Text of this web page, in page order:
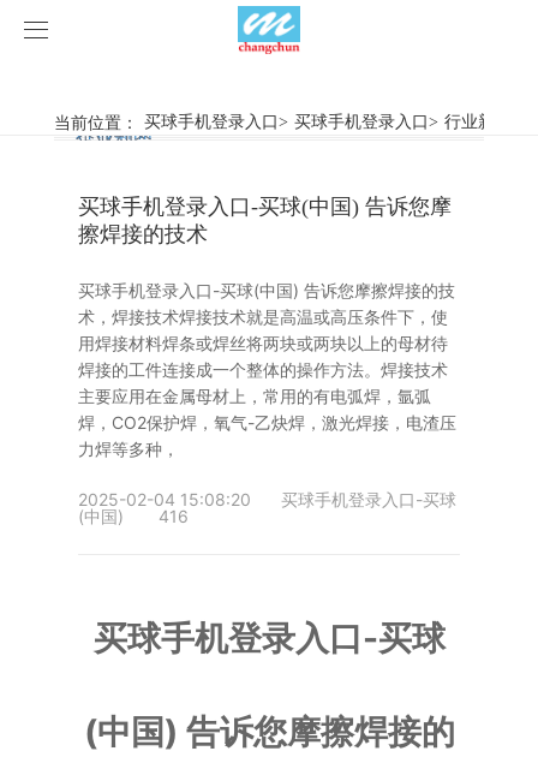
买球手机登录入口
旋弧焊机
惯性摩擦焊机
连续驱动摩擦焊机
数控铣床
简易数控铣床
加工中心
产品视频
行业新闻
企业动态
案例展示
客户案例
荣誉资质
关于我们
买球手机登录入口-买球(中国)
当前位置： 买球手机登录入口> 买球手机登录入口> 行业新闻
行业新闻
企业动态
买球手机登录入口-买球(中国) 告诉您摩
擦焊接的技术
买球手机登录入口-买球(中国) 告诉您摩擦焊接的技
术，焊接技术焊接技术就是高温或高压条件下，使
用焊接材料焊条或焊丝将两块或两块以上的母材待
焊接的工件连接成一个整体的操作方法。焊接技术
主要应用在金属母材上，常用的有电弧焊，氩弧
焊，CO2保护焊，氧气-乙炔焊，激光焊接，电渣压
力焊等多种，
2025-02-04 15:08:20
买球手机登录入口-买球
(中国)
416
买球手机登录入口-买球
(中国) 告诉您摩擦焊接的